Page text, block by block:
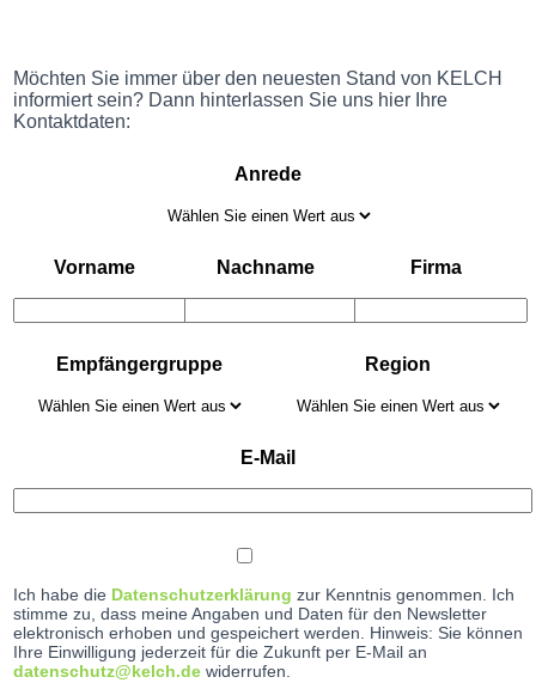
Möchten Sie immer über den neuesten Stand von KELCH
informiert sein? Dann hinterlassen Sie uns hier Ihre
Kontaktdaten:
Anrede
Vorname Nachname Firma
Empfängergruppe Region
E-Mail
Ich habe die Datenschutzerklärung zur Kenntnis genommen. Ich
stimme zu, dass meine Angaben und Daten für den Newsletter
elektronisch erhoben und gespeichert werden. Hinweis: Sie können
Ihre Einwilligung jederzeit für die Zukunft per E-Mail an
datenschutz@kelch.de widerrufen.